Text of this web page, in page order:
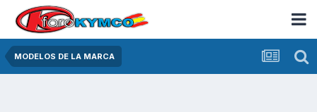
MODELOS DE LA MARCA